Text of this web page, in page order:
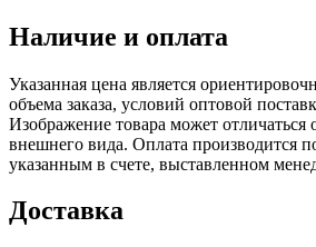
Наличие и оплата
Указанная цена является
объема заказа, условий оптовой
Изображение товара может отличаться
внешнего вида. Оплата производится
указанным в счете, выставленном
Доставка